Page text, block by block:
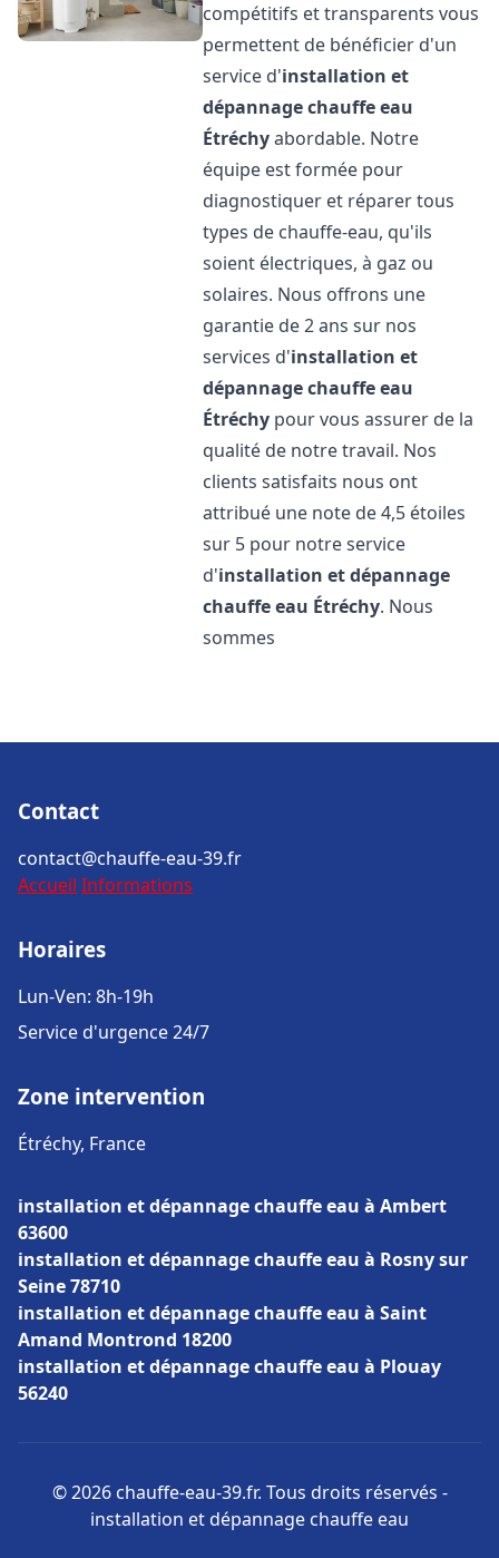
compétitifs et transparents vous
permettent de bénéficier d'un
service d'installation et
dépannage chauffe eau
Étréchyabordable. Notre
équipe est formée pour
diagnostiquer et réparer tous
types de chauffe-eau, qu'ils
soient électriques, à gaz ou
solaires. Nous offrons une
garantie de 2 ans sur nos
services d'installation et
dépannage chauffe eau
Étréchy pour vous assurer de la
qualité de notre travail. Nos
clients satisfaits nous ont
attribué une note de 4,5 étoiles
sur 5 pour notre service
d'installation et dépannage
chauffe eau Étréchy. Nous
sommes
Contact
contact@chauffe-eau-39.fr
Accueil Informations
Horaires
Lun-Ven: 8h-19h
Service d'urgence 24/7
Zone intervention
Étréchy, France
installation et dépannage chauffe eau à Ambert
63600
installation et dépannage chauffe eau à Rosny sur
Seine 78710
installation et dépannage chauffe eau à Saint
Amand Montrond 18200
installation et dépannage chauffe eau à Plouay
56240
© 2026 chauffe-eau-39.fr. Tous droits réservés -
installation et dépannage chauffe eau